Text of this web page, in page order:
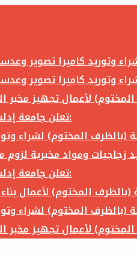
تعلن جامعة إدلب عن إجراء مناقصة (بالظرف المختوم) لشراء وتوريد ما يلي:
تعلن جامعة إدلب عن إجراء مناقصة (بالظرف المختوم) لشراء وتوريد ما يلي: